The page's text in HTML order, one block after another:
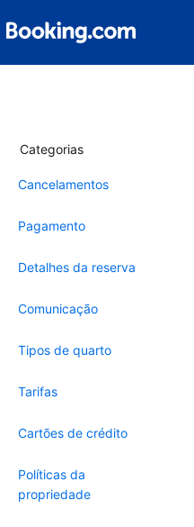
Categorias
Cancelamentos
Pagamento
Detalhes da reserva
Comunicação
Tipos de quarto
Tarifas
Cartões de crédito
Políticas da
propriedade